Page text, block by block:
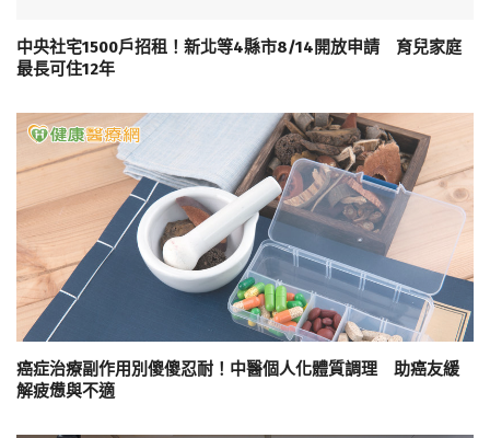
中央社宅1500戶招租！新北等4縣市8/14開放申請 育兒家庭
最長可住12年
癌症治療副作用別傻傻忍耐！中醫個人化體質調理 助癌友緩
解疲憊與不適